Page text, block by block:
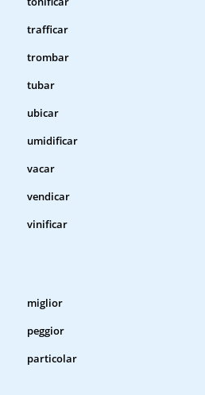
trafficar
trombar
tubar
ubicar
umidificar
vacar
vendicar
vinificar
miglior
peggior
particolar